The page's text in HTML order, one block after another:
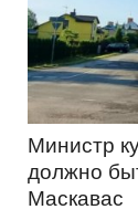
Министр
должно
Маскавас